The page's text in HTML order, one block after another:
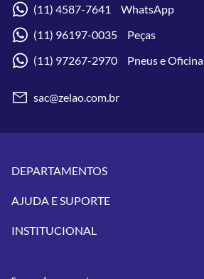
(11) 4587-7641 WhatsApp
(11) 96197-0035 Peças
(11) 97267-2970 Pneus e Oficina
sac@zelao.com.br
DEPARTAMENTOS
Vestuários
Pneus
AJUDA E SUPORTE
Meus Pedidos
INSTITUCIONAL